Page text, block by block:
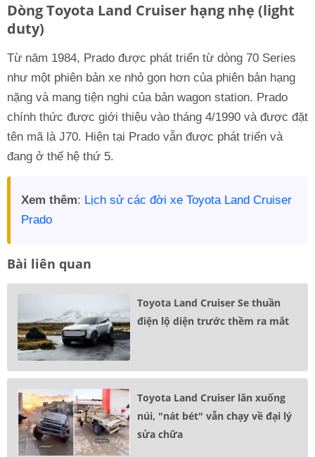
Dòng Toyota Land Cruiser hạng nhẹ (light
duty)
Từ năm 1984, Prado được phát triển từ dòng 70 Series
như một phiên bản xe nhỏ gọn hơn của phiên bản hạng
nặng và mang tiện nghi của bản wagon station. Prado
chính thức được giới thiệu vào tháng 4/1990 và được đặt
tên mã là J70. Hiện tại Prado vẫn được phát triển và
đang ở thế hệ thứ 5.
Xem thêm: Lịch sử các đời xe Toyota Land Cruiser
Prado
Bài liên quan
Toyota Land Cruiser Se thuần
điện lộ diện trước thềm ra mắt
Toyota Land Cruiser lăn xuống
núi, "nát bét" vẫn chạy về đại lý
sửa chữa